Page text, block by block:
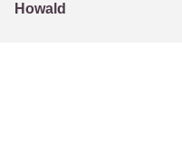
Howald